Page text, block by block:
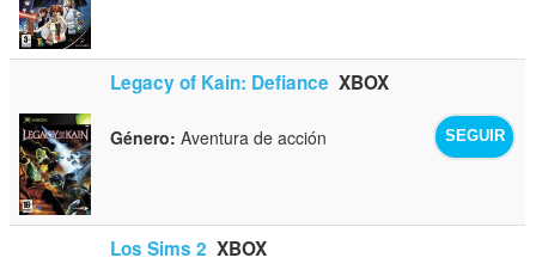
Legacy of Kain: Defiance XBOX
SEGUIR
Género: Aventura de acción
Los Sims 2 XBOX